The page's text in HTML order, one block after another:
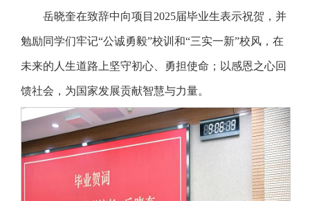
岳晓奎在致辞中向项目2025届毕业生表示祝贺，并
勉励同学们牢记“公诚勇毅”校训和“三实一新”校风，在
未来的人生道路上坚守初心、勇担使命；以感恩之心回
馈社会，为国家发展贡献智慧与力量。